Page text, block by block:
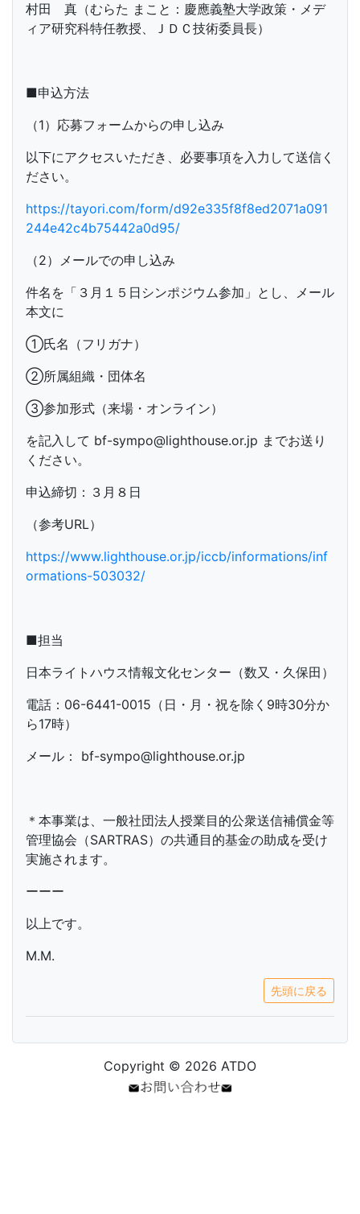
村田 真（むらた まこと：慶應義塾大学政策・メデ
ィア研究科特任教授、ＪＤＣ技術委員長）
■申込方法
（1）応募フォームからの申し込み
以下にアクセスいただき、必要事項を入力して送信く
ださい。
https://tayori.com/form/d92e335f8f8ed2071a091
244e42c4b75442a0d95/
（2）メールでの申し込み
件名を「３月１５日シンポジウム参加」とし、メール
本文に
①氏名（フリガナ）
②所属組織・団体名
③参加形式（来場・オンライン）
を記入して bf-sympo@lighthouse.or.jp までお送り
ください。
申込締切：３月８日
（参考URL）
https://www.lighthouse.or.jp/iccb/informations/inf
ormations-503032/
■担当
日本ライトハウス情報文化センター（数又・久保田）
電話：06-6441-0015（日・月・祝を除く9時30分か
ら17時）
メール： bf-sympo@lighthouse.or.jp
＊本事業は、一般社団法人授業目的公衆送信補償金等
管理協会（SARTRAS）の共通目的基金の助成を受け
実施されます。
ーーー
以上です。
M.M.
先頭に戻る
Copyright © 2026 ATDO